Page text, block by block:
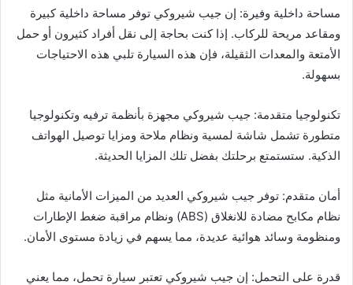
مساحة داخلية وفيرة: إن جيب شيروكي توفر مساحة داخلية كبيرة
ومقاعد مريحة للركاب. إذا كنت بحاجة إلى نقل أفراد كثيرون أو حمل
الأمتعة والمعدات الثقيلة، فإن هذه السيارة تلبي هذه الاحتياجات
بسهولة.
تكنولوجيا متقدمة: جيب شيروكي مجهزة بأنظمة ترفيه وتكنولوجيا
متطورة تشمل شاشة لمسية ونظام ملاحة ومزايا توصيل الهواتف
الذكية. ستستمتع برحلتك بفضل تلك المزايا الحديثة.
أمان متقدم: توفر جيب شيروكي العديد من الميزات الأمانية مثل
نظام مكابح مضادة للانغلاق (ABS) ونظام مراقبة ضغط الإطارات
ومنظومة وسائد هوائية عديدة، مما يسهم في زيادة مستوى الأمان.
قدرة على التحمل: إن جيب شيروكي تعتبر سيارة تحمل، مما يعني